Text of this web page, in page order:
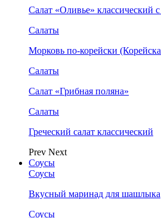
Салат «Оливье» классический с
Салаты
Морковь по-корейски
Салаты
Салат «Грибная поляна»
Салаты
Греческий салат классический
Prev Next
Соусы
Соусы
Вкусный маринад для шашлыка
Соусы